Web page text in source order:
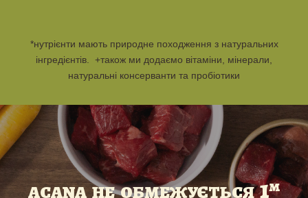
*нутрієнти мають природне походження з натуральних
інгредієнтів
+також ми додаємо вітаміни , мінерали,
натуральні консерванти та пробіотики
ACANA НЕ ОБМЕЖУЄТЬСЯ1м